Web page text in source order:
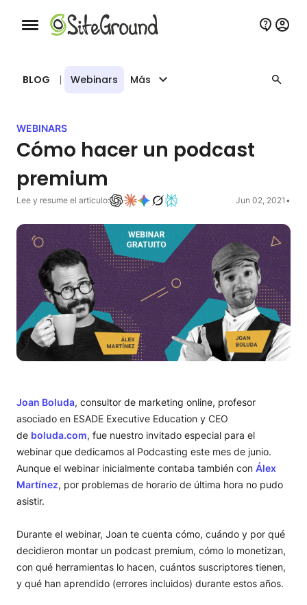
Botón de navegación móvil
BLOG | Webinars Más
WEBINARS
Cómo hacer un podcast
premium
Lee y resume el articulo: Jun 02, 2021 •
Joan Boluda, consultor de marketing online, profesor
asociado en ESADE Executive Education y CEO
de boluda.com, fue nuestro invitado especial para el
webinar que dedicamos al Podcasting este mes de junio.
Aunque el webinar inicialmente contaba también con Álex
Martínez, por problemas de horario de última hora no pudo
asistir.
Durante el webinar, Joan te cuenta cómo, cuándo y por qué
decidieron montar un podcast premium, cómo lo monetizan,
con qué herramientas lo hacen, cuántos suscriptores tienen,
y qué han aprendido (errores incluidos) durante estos años.